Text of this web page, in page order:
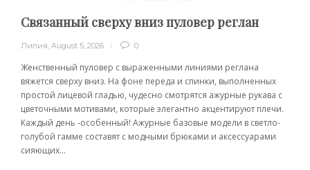
Связанный сверху вниз пуловер реглан
Лилия, August 5, 2026 0
Женственный пуловер с выраженными линиями реглана
вяжется сверху вниз. На фоне переда и спинки, выполненных
простой лицевой гладью, чудесно смотрятся ажурные рукава с
цветочными мотивами, которые элегантно акцентируют плечи.
Каждый день -особенный! Ажурные базовые модели в светло-
голубой гамме составят с модными брюками и аксессуарами
сияющих...